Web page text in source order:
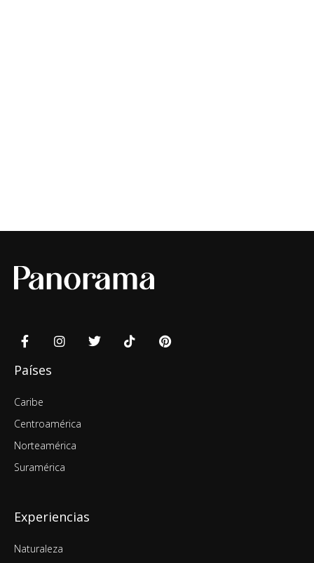
Países
Caribe
Centroamérica
Norteamérica
Suramérica
Experiencias
Naturaleza